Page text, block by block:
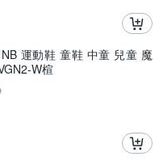
NB 運動鞋 童鞋 中童 兒童 魔
W楦